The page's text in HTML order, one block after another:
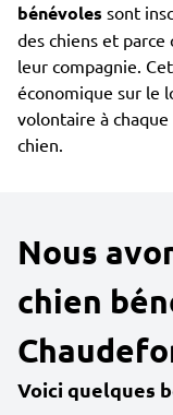
bénévoles sont
des chiens et
leur compagnie.
économique sur le
volontaire à
chien.
Nous
chien
Voici quelques